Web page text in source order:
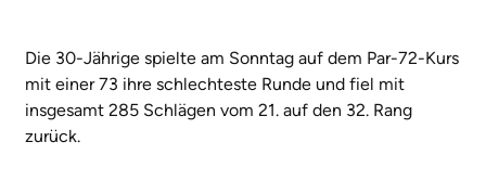
Die 30-Jährige spielte am Sonntag auf dem Par-72-Kurs
mit einer 73 ihre schlechteste Runde und fiel mit
insgesamt 285 Schlägen vom 21. auf den 32. Rang
zurück.